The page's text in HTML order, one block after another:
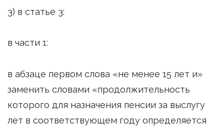
3) в статье 3:
в части 1:
в абзаце первом слова «не менее 15 лет и»
заменить словами «продолжительность
которого для назначения пенсии за выслугу
лет в соответствующем году определяется